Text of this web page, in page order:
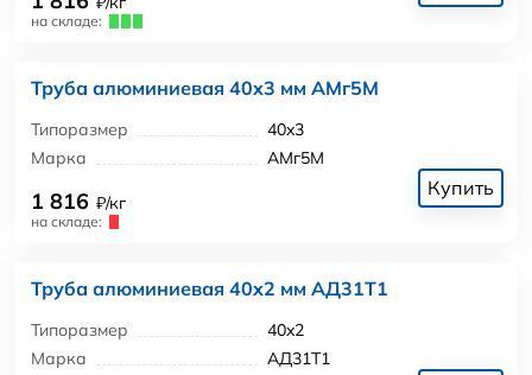
на складе:
Труба алюминиевая 40x3 мм АМг5М
Типоразмер
40x3
Марка
АМг5М
1 816 ₽/кг
на складе:
Купить
Труба алюминиевая 40x2 мм АД31Т1
Типоразмер
40x2
Марка
АД31Т1